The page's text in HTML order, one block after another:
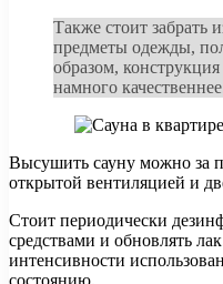
Также стоит забрать
предметы одежды,
образом,
намного
Высушить сауну можно за
открытой вентиляцией и
Стоит периодически
средствами и обновлять
интенсивности
состоянию.